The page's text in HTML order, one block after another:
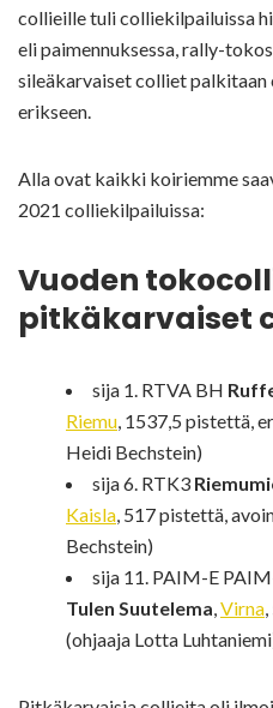
collieille tuli colliekilpailuissa
eli paimennuksessa, rally-
sileäkarvaiset colliet palkitaan
erikseen.
Alla ovat kaikki koiriemme
2021 colliekilpailuissa:
Vuoden
pitkäkarvaiset
sija 1. RTVA BH
Riemu, 1537,5 pistettä,
Heidi Bechstein)
sija 6. RTK3
Kaisla, 517 pistettä,
Bechstein)
sija 11. PAIM-E
Tulen Suutelema,Virna
(ohjaaja Lotta